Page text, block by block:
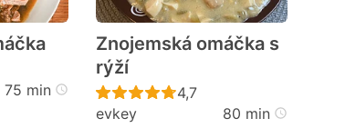
ještě nebyl hodnocen
75 min
Znojemská omáčka s
rýží
Recept ještě nebyl
4,7
evkey
80 min